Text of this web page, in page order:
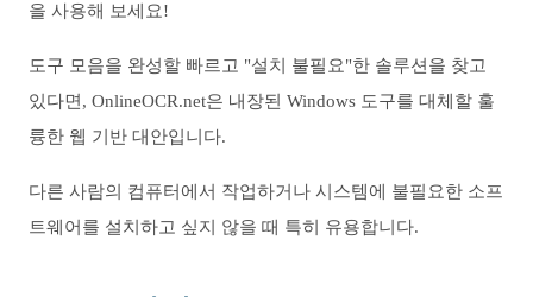
을 사용해 보세요!
도구 모음을 완성할 빠르고 "설치 불필요"한 솔루션을 찾고
있다면, OnlineOCR.net은 내장된 Windows 도구를 대체할 훌
륭한 웹 기반 대안입니다.
다른 사람의 컴퓨터에서 작업하거나 시스템에 불필요한 소프
트웨어를 설치하고 싶지 않을 때 특히 유용합니다.